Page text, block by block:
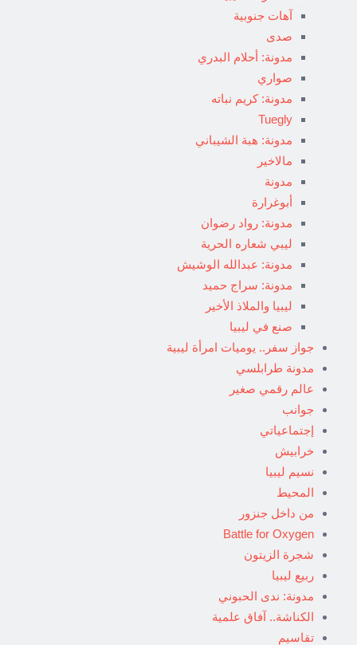
آهات جنوبية
صدى
مدونة: أحلام البدري
صواري
مدونة: كريم نباته
Tuegly
مدونة: هبة الشيباني
مالاخير
مدونة
أبوغرارة
مدونة: رواد رضوان
ليبي شعاره الحرية
مدونة: عبدالله الوشيش
مدونة: سراج حميد
ليبيا والملاذ الأخير
صنع في ليبيا
جواز سفر.. يوميات امرأة ليبية
مدونة طرابلسي
عالم رقمي صغير
جوانب
إجتماعياتي
خرابيش
نسيم ليبيا
المحيط
من داخل جنزور
Battle for Oxygen
شجرة الزيتون
ربيع ليبيا
مدونة: ندى الحبوني
الكناشة.. آفاق علمية
تقاسيم